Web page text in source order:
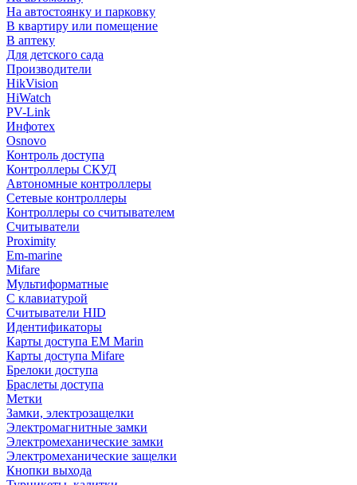
На автостоянку и парковку
В квартиру или помещение
В аптеку
Для детского сада
Производители
HikVision
HiWatch
PV-Link
Инфотех
Osnovo
Контроль доступа
Контроллеры СКУД
Автономные контроллеры
Сетевые контроллеры
Контроллеры со считывателем
Считыватели
Proximity
Em-marine
Mifare
Мультиформатные
С клавиатурой
Считыватели HID
Идентификаторы
Карты доступа EM Marin
Карты доступа Mifare
Брелоки доступа
Браслеты доступа
Метки
Замки, электрозащелки
Электромагнитные замки
Электромеханические замки
Электромеханические защелки
Кнопки выхода